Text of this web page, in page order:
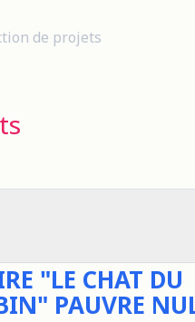
de projets
"LE CHAT DU
PAUVRE